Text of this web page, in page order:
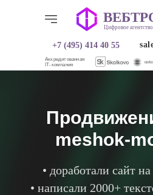
+7 (495) 414 40 55
Цифровое
Аккредитованная
IT-компания
+7 (495) 414 40 55
Цифровое агентство
meshok-
• доработали сайт
• написали 2000+